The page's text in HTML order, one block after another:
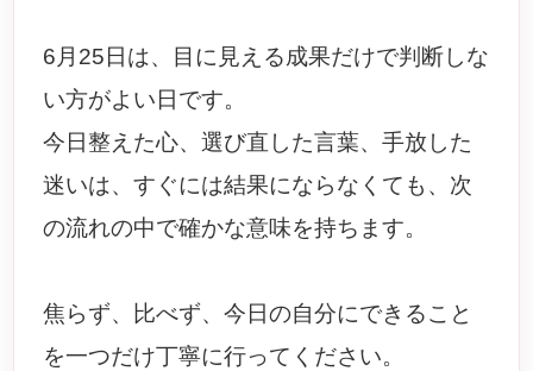
6月25日は、目に見える成果だけで判断しな
い方がよい日です。
今日整えた心、選び直した言葉、手放した
迷いは、すぐには結果にならなくても、次
の流れの中で確かな意味を持ちます。
焦らず、比べず、今日の自分にできること
を一つだけ丁寧に行ってください。